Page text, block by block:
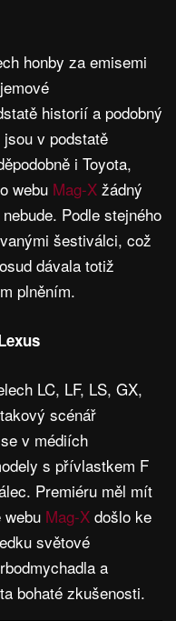
honby za emisemi
historií a podobný
v podstatě
i Toyota,
webu Mag-X žádný
Podle stejného
šestiválci, což
dávala totiž
plněním.
LC, LF, LS, GX,
scénář
v médiích
s přívlastkem F
Premiéru měl mít
webu Mag-X došlo ke
světové
a
bohaté zkušenosti.